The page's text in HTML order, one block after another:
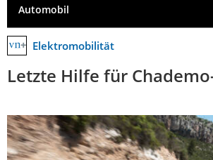
Automobil
Elektromobilität
Letzte Hilfe für